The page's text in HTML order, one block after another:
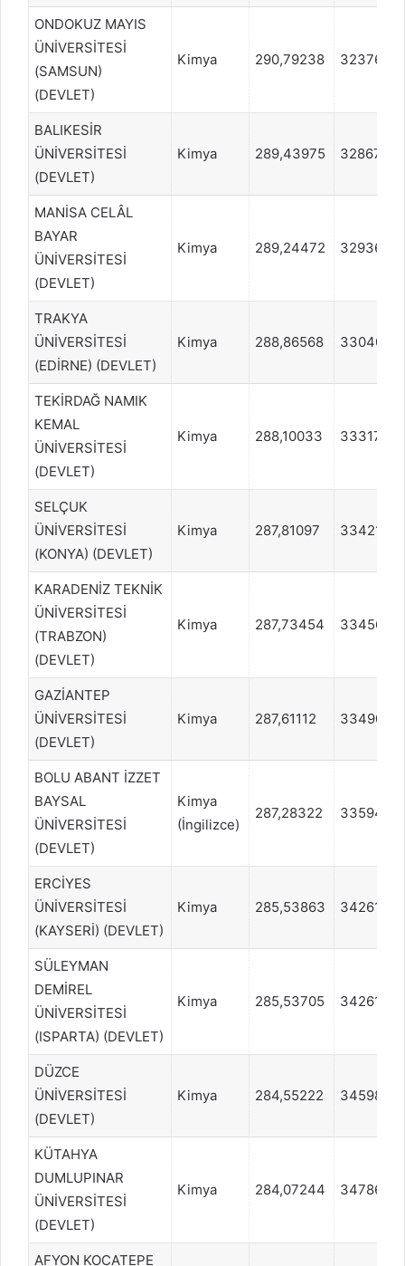
ONDOKUZ MAYIS
ÜNİVERSİTESİ
(SAMSUN)
(DEVLET)
Kimya 290,79238 323764
BALIKESİR
ÜNİVERSİTESİ
(DEVLET)
Kimya 289,43975 328671
MANİSA CELÂL
BAYAR
ÜNİVERSİTESİ
(DEVLET)
Kimya 289,24472 329364
TRAKYA
ÜNİVERSİTESİ
(EDİRNE) (DEVLET)
Kimya 288,86568 330404
TEKİRDAĞ NAMIK
KEMAL
ÜNİVERSİTESİ
(DEVLET)
Kimya 288,10033 333176
SELÇUK
ÜNİVERSİTESİ
(KONYA) (DEVLET)
Kimya 287,81097 334215
KARADENİZ TEKNİK
ÜNİVERSİTESİ
(TRABZON)
(DEVLET)
Kimya 287,73454 334562
GAZİANTEP
ÜNİVERSİTESİ
(DEVLET)
Kimya 287,61112 334908
BOLU ABANT İZZET
BAYSAL
ÜNİVERSİTESİ
(DEVLET)
Kimya
(İngilizce)
287,28322 335948
ERCİYES
ÜNİVERSİTESİ
(KAYSERİ) (DEVLET)
Kimya 285,53863 342612
SÜLEYMAN
DEMİREL
ÜNİVERSİTESİ
(ISPARTA) (DEVLET)
Kimya 285,53705 342612
DÜZCE
ÜNİVERSİTESİ
(DEVLET)
Kimya 284,55222 345987
KÜTAHYA
DUMLUPINAR
ÜNİVERSİTESİ
(DEVLET)
Kimya 284,07244 347862
AFYON KOCATEPE